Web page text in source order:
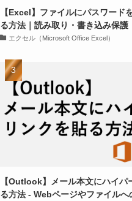
【Excel】ファイルにパスワード
る方法｜読み取り・書き込み保護
エクセル（Microsoft Office Excel）
【Outlook】メール本文にハイパ
る方法 - Webページやファイルへ